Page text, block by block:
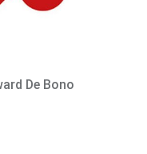
De Bono